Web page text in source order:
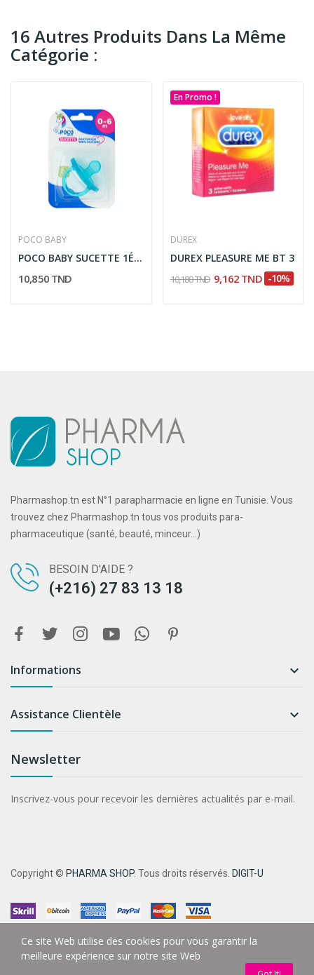
16 Autres Produits Dans La Même
Catégorie :
POCO BABY
POCO BABY SUCETTE 1ÉRE AGE 0-6M
10,850 TND
En Promo !
DUREX
DUREX PLEASURE ME BT 3
10,180 TND 9,162 TND -10%
Pharmashop.tn est N°1 parapharmacie en ligne en Tunisie. Vous
trouvez chez Pharmashop.tn tous vos produits para-
pharmaceutique (santé, beauté, minceur...)
BESOIN D'AIDE ?
(+216) 27 83 13 18
Informations 
Assistance Clientèle 
Newsletter
Inscrivez-vous pour recevoir les dernières actualités par e-mail.
Copyright © PHARMA SHOP. Tous droits réservés. DIGIT-U
Ce site Web utilise des cookies pour vous garantir la
meilleure expérience sur notre site Web